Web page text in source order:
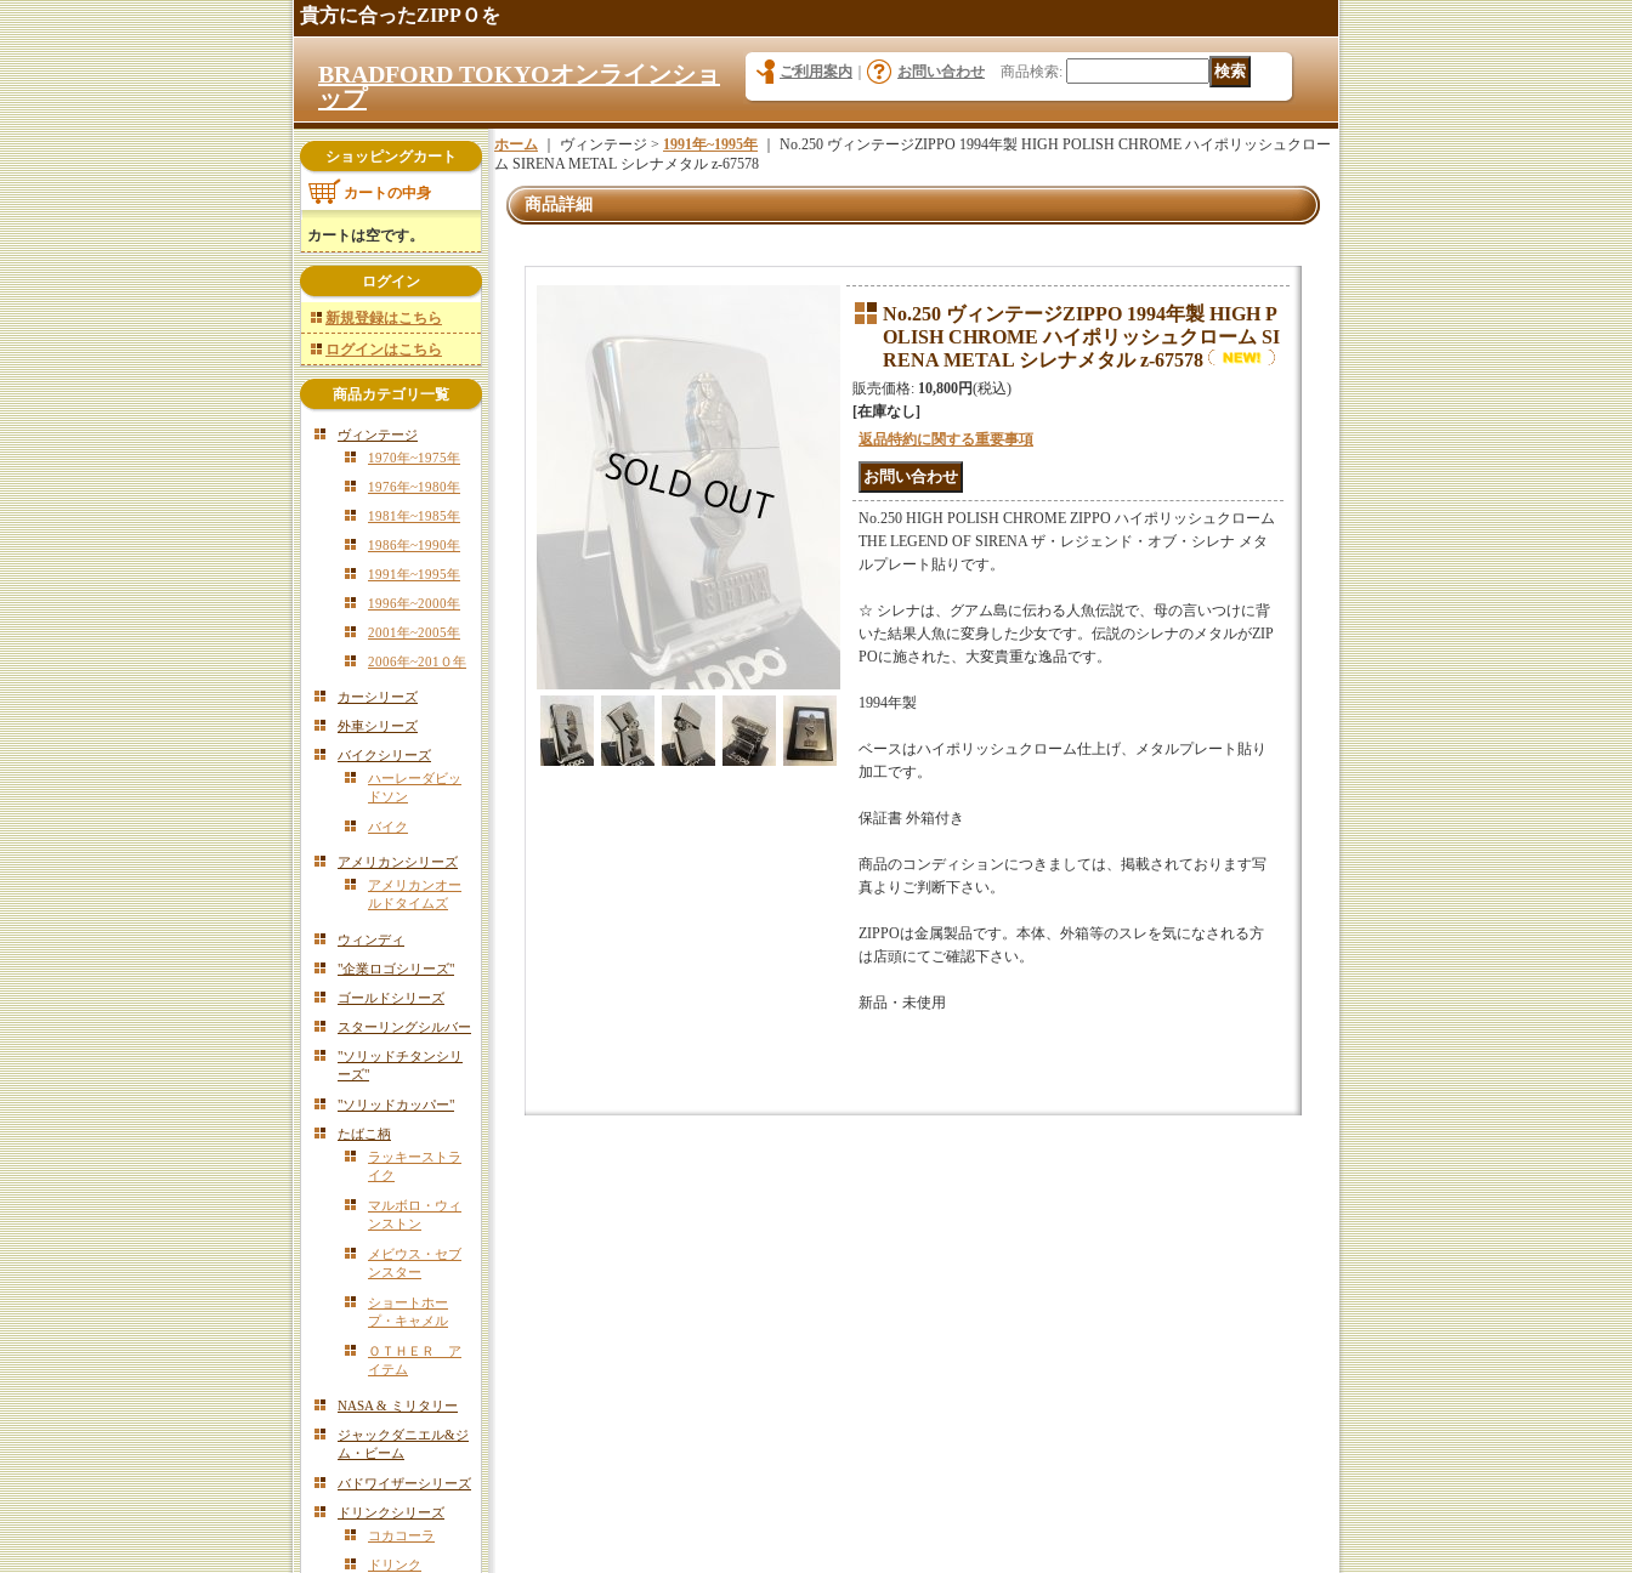
貴方に合ったZIPPＯを
BRADFORD TOKYOオンラインショ
ップ
ご利用案内 お問い合わせ 商品検索:
ショッピングカート
カートの中身
カートは空です。
ログイン
新規登録はこちら
ログインはこちら
商品カテゴリ一覧
ヴィンテージ
1970年~1975年
1976年~1980年
1981年~1985年
1986年~1990年
1991年~1995年
1996年~2000年
2001年~2005年
2006年~201０年
カーシリーズ
外車シリーズ
バイクシリーズ
ハーレーダビッ
ドソン
バイク
アメリカンシリーズ
アメリカンオー
ルドタイムズ
ウィンディ
"企業ロゴシリーズ"
ゴールドシリーズ
スターリングシルバー
"ソリッドチタンシリ
ーズ"
"ソリッドカッパー"
たばこ柄
ラッキーストラ
イク
マルボロ・ウィ
ンストン
メビウス・セブ
ンスター
ショートホー
プ・キャメル
ＯＴＨＥＲ ア
イテム
NASA & ミリタリー
ジャックダニエル&ジ
ム・ビーム
バドワイザーシリーズ
ドリンクシリーズ
コカコーラ
ドリンク
ホーム ｜ ヴィンテージ > 1991年~1995年
No.250 ヴィンテージZIPPO 1994年製 HIGH POLISH CHROME ハイポリッシュクロー
ム SIRENA METAL シレナメタル z-67578
商品詳細
No.250 ヴィンテージZIPPO 1994年製 HIGH P
OLISH CHROME ハイポリッシュクローム SI
RENA METAL シレナメタル z-67578
販売価格: 10,800円(税込)
[在庫なし]
返品特約に関する重要事項
No.250 HIGH POLISH CHROME ZIPPO ハイポリッシュクローム
THE LEGEND OF SIRENA ザ・レジェンド・オブ・シレナ メタ
ルプレート貼りです。
☆ シレナは、グアム島に伝わる人魚伝説で、母の言いつけに背
いた結果人魚に変身した少女です。伝説のシレナのメタルがZIP
POに施された、大変貴重な逸品です。
1994年製
ベースはハイポリッシュクローム仕上げ、メタルプレート貼り
加工です。
保証書 外箱付き
商品のコンディションにつきましては、掲載されております写
真よりご判断下さい。
ZIPPOは金属製品です。本体、外箱等のスレを気になされる方
は店頭にてご確認下さい。
新品・未使用